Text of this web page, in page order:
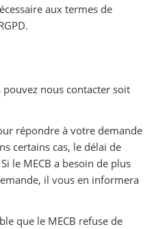
aux termes de
nous contacter soit
répondre à votre demande
certains cas, le délai de
le MECB a besoin de plus
il vous en informera
que le MECB refuse de